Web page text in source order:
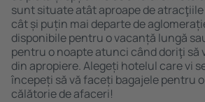
sunt situate atât aproape de
cât și puțin mai departe de
disponibile pentru o vacanță lungă
pentru o noapte atunci când doriţi să
din apropiere. Alegeți hotelul care vi
începeți să vă faceți bagajele pentru
călătorie de afaceri!